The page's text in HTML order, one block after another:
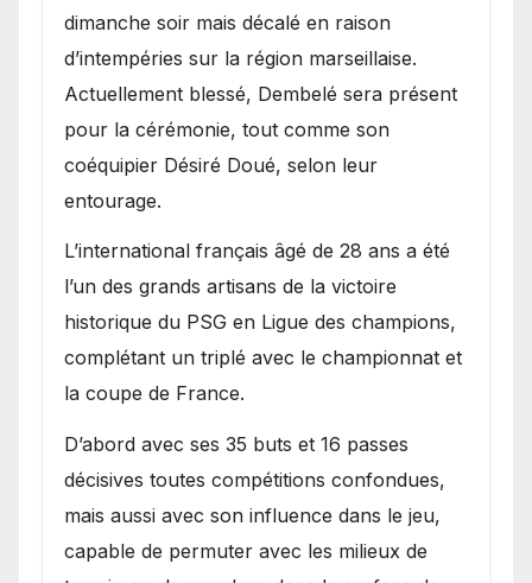
dimanche soir mais décalé en raison
d’intempéries sur la région marseillaise.
Actuellement blessé, Dembelé sera présent
pour la cérémonie, tout comme son
coéquipier Désiré Doué, selon leur
entourage.
L’international français âgé de 28 ans a été
l’un des grands artisans de la victoire
historique du PSG en Ligue des champions,
complétant un triplé avec le championnat et
la coupe de France.
D’abord avec ses 35 buts et 16 passes
décisives toutes compétitions confondues,
mais aussi avec son influence dans le jeu,
capable de permuter avec les milieux de